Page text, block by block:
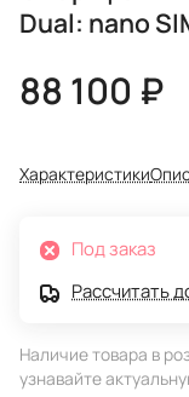
Dual: nano
88 100 ₽
Характеристики
Под заказ
Рассчитать
Наличие товара в
узнавайте